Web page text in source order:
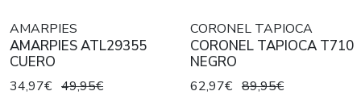
AMARPIES
AMARPIES ATL29355
CUERO
34,97€ 49,95€
CORONEL TAPIOCA
CORONEL TAPIOCA T710
NEGRO
62,97€ 89,95€